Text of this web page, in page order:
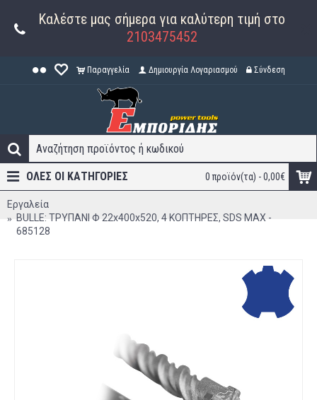
Καλέστε μας σήμερα για καλύτερη τιμή στο
2103475452
Παραγγελία Δημιουργία Λογαριασμού Σύνδεση
0 προϊόν(τα) - 0,00€
ΟΛΕΣ ΟΙ ΚΑΤΗΓΟΡΊΕΣ
Εργαλεία
BULLE: ΤΡΥΠΑΝΙ Φ 22x400x520, 4 ΚΟΠΤΗΡΕΣ, SDS MAX -
685128